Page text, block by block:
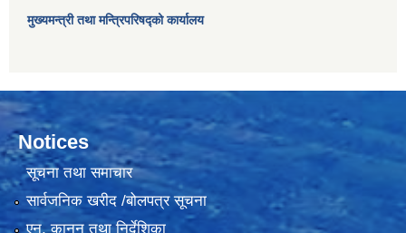
मुख्यमन्त्री तथा मन्त्रिपरिषद्को कार्यालय
Notices
सूचना तथा समाचार
सार्वजनिक खरीद /बोलपत्र सूचना
एन, कानुन तथा निर्देशिका